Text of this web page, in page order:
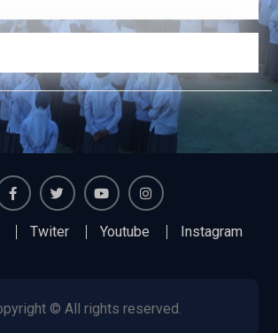
FacebookTwiter Instagram
Twiter Youtube Instagram
© All rights reserved.